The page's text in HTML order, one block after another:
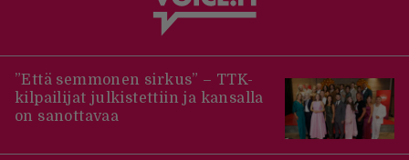
”Että semmonen sirkus” – TTK-
kilpailijat julkistettiin ja kansalla
on sanottavaa